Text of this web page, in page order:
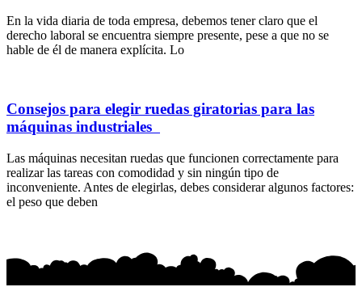
En la vida diaria de toda empresa, debemos tener claro que el
derecho laboral se encuentra siempre presente, pese a que no se
hable de él de manera explícita. Lo
Consejos para elegir ruedas giratorias para las
máquinas industriales
Las máquinas necesitan ruedas que funcionen correctamente para
realizar las tareas con comodidad y sin ningún tipo de
inconveniente. Antes de elegirlas, debes considerar algunos factores:
el peso que deben